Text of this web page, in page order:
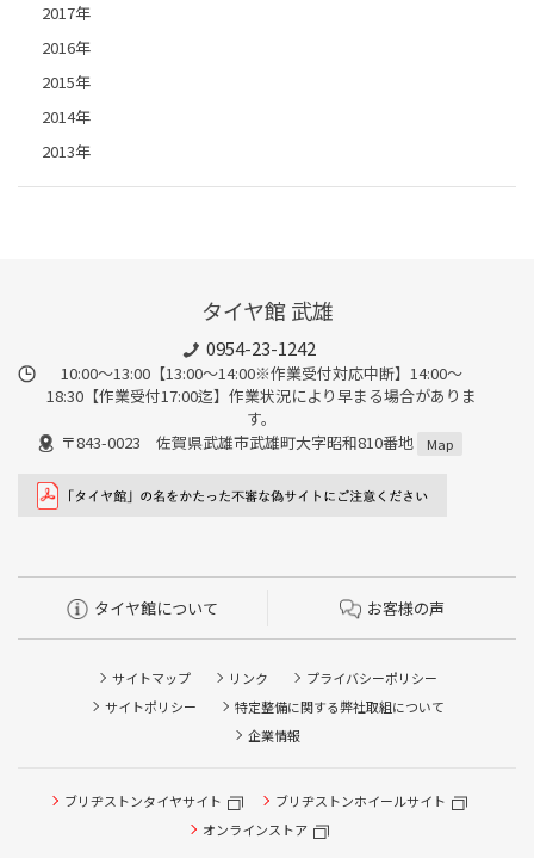
2017年
2016年
2015年
2014年
2013年
タイヤ館 武雄
0954-23-1242
10:00～13:00【13:00～14:00※作業受付対応中断】14:00～
18:30【作業受付17:00迄】作業状況により早まる場合がありま
す。
〒843-0023 佐賀県武雄市武雄町大字昭和810番地
Map
タイヤ館について お客様の声
サイトマップ リンク
プライバシーポリシー
サイトポリシー
特定整備に関する弊社取組について
企業情報
ブリヂストンタイヤサイト
ブリヂストンホイールサイト
オンラインストア
タイヤ点検・安全点検/タイヤ履き替え/オイル交換/その他
ピット作業の予約